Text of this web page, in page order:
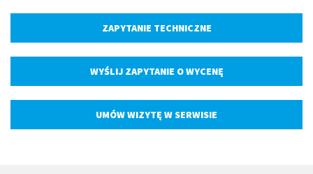
ZAPYTANIE TECHNICZNE
WYŚLIJ ZAPYTANIE O WYCENĘ
UMÓW WIZYTĘ W SERWISIE